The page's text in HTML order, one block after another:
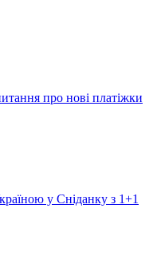
про нові платіжки
у Сніданку з 1+1